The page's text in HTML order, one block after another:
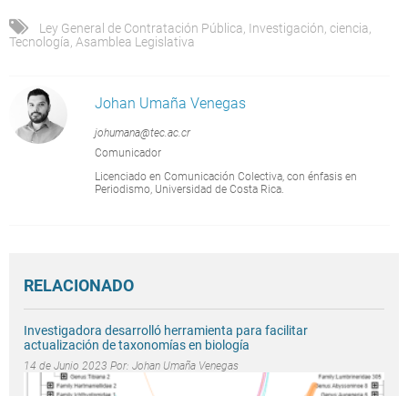
Ley General de Contratación Pública, Investigación, ciencia,
Tecnología, Asamblea Legislativa
Johan Umaña Venegas
johumana@tec.ac.cr
Comunicador
Licenciado en Comunicación Colectiva, con énfasis en
Periodismo, Universidad de Costa Rica.
RELACIONADO
Investigadora desarrolló herramienta para facilitar
actualización de taxonomías en biología
14 de Junio 2023 Por: Johan Umaña Venegas